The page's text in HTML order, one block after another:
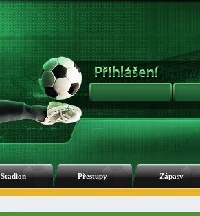
Stadion Přestupy Zápasy